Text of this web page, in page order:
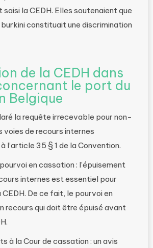
la CEDH. Elles soutenaient que
burkini constituait une discrimination
de la CEDH dans
le port du
Belgique
la requête irrecevable pour non-
voies de recours internes
l’article 35 § 1 de la Convention.
en cassation : l’épuisement
internes est essentiel pour
De ce fait, le pourvoi en
recours qui doit être épuisé avant
à la Cour de cassation : un avis